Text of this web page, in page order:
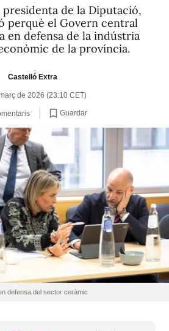
de la Diputació,
perquè el Govern central
en defensa de la indústria
de la província.
Castelló Extra
de 2026 (23:10 CET)
Guardar
defensa del sector ceràmic